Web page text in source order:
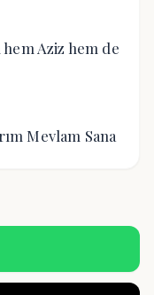
hem Aziz hem de
Mevlam Sana